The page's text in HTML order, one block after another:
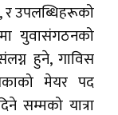
र उपलब्धिहरूको
युवासंगठनको
हुने, गाविस
मेयर पद
सम्मको यात्रा